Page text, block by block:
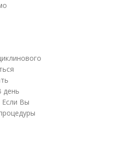
день
Если Вы